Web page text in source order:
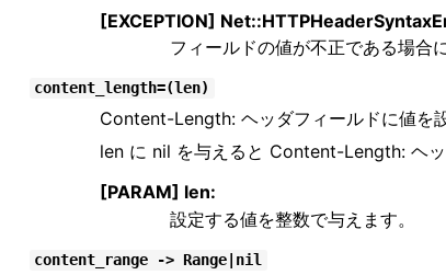
[EXCEPTION]
フィールドの値が不正である場合
content_length=(len)
Content-Length: ヘッダフィールドに値を
len に nil を与えると Content-Length: ヘッ
[PARAM] len:
設定する値を整数で与えます。
content_range -> Range|nil